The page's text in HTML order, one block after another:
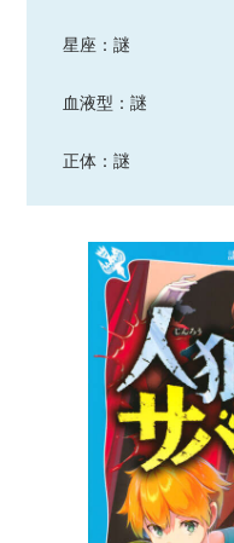
星座：謎
血液型：謎
正体：謎